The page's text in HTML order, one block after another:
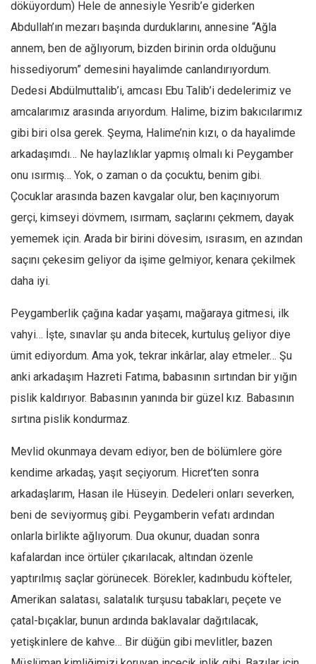
döküyordum) Hele de annesiyle Yesrib’e giderken
Abdullah’ın mezarı başında durduklarını, annesine “Ağla
annem, ben de ağlıyorum, bizden birinin orda olduğunu
hissediyorum” demesini hayalimde canlandırıyordum.
Dedesi Abdülmuttalib’i, amcası Ebu Talib’i dedelerimiz ve
amcalarımız arasında arıyordum. Halime, bizim bakıcılarımız
gibi biri olsa gerek. Şeyma, Halime’nin kızı, o da hayalimde
arkadaşımdı… Ne haylazlıklar yapmış olmalı ki Peygamber
onu ısırmış… Yok, o zaman o da çocuktu, benim gibi.
Çocuklar arasında bazen kavgalar olur, ben kaçınıyorum
gerçi, kimseyi dövmem, ısırmam, saçlarını çekmem, dayak
yememek için. Arada bir birini dövesim, ısırasım, en azından
saçını çekesim geliyor da işime gelmiyor, kenara çekilmek
daha iyi.
Peygamberlik çağına kadar yaşamı, mağaraya gitmesi, ilk
vahyi… İşte, sınavlar şu anda bitecek, kurtuluş geliyor diye
ümit ediyordum. Ama yok, tekrar inkârlar, alay etmeler… Şu
anki arkadaşım Hazreti Fatıma, babasının sırtından bir yığın
pislik kaldırıyor. Babasının yanında bir güzel kız. Babasının
sırtına pislik kondurmaz.
Mevlid okunmaya devam ediyor, ben de bölümlere göre
kendime arkadaş, yaşıt seçiyorum. Hicret’ten sonra
arkadaşlarım, Hasan ile Hüseyin. Dedeleri onları severken,
beni de seviyormuş gibi. Peygamberin vefatı ardından
onlarla birlikte ağlıyorum. Dua okunur, duadan sonra
kafalardan ince örtüler çıkarılacak, altından özenle
yaptırılmış saçlar görünecek. Börekler, kadınbudu köfteler,
Amerikan salatası, salatalık turşusu tabakları, peçete ve
çatal-bıçaklar, bunun ardında baklavalar dağıtılacak,
yetişkinlere de kahve… Bir düğün gibi mevlitler, bazen